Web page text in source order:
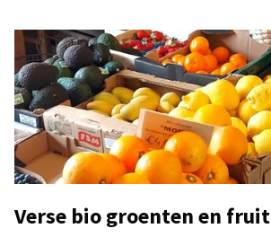
Verse bio groenten en fruit